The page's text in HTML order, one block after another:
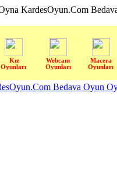
KardesOyun.Com
Kız
Oyunları
Webcam
Oyunları
Macera
Oyunları
Bedava Oyun